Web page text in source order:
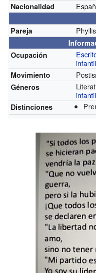
Nacionalidad
Pareja
Ocupación
infantil
Movimiento
Géneros
infantil
Distinciones